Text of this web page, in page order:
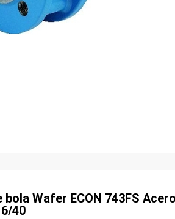
bola Wafer ECON 743FS
40